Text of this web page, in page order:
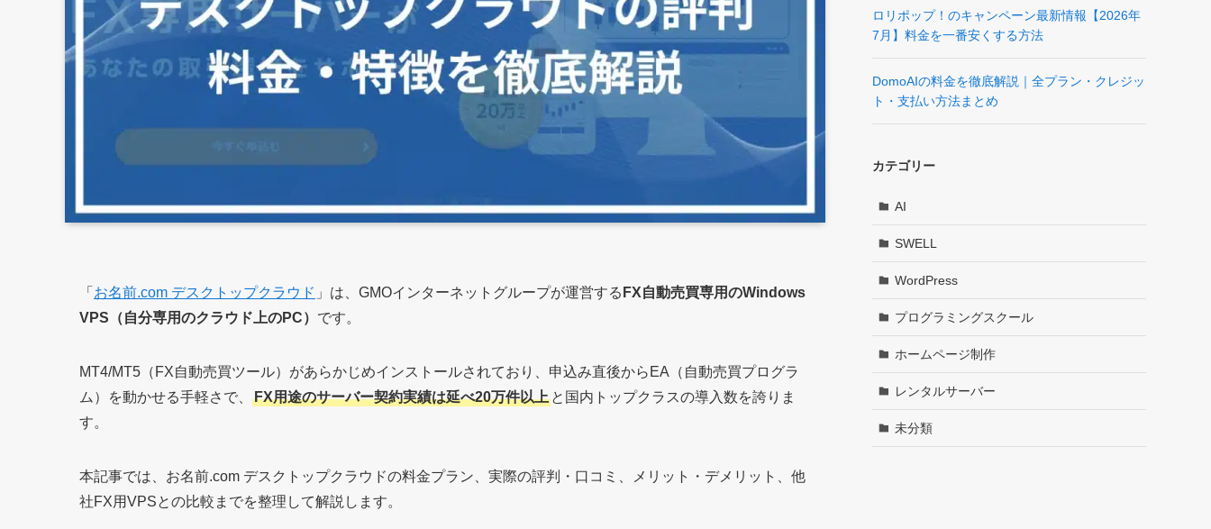
「 お名前.com デスクトップクラウド 」は、GMOインターネットグループが運営する FX自動売買専用のWindows
VPS（自分専用のクラウド上のPC） です。
MT4/MT5（FX自動売買ツール）があらかじめインストールされており、申込み直後からEA（自動売買プログラ
ム）を動かせる手軽さで、
FX用途のサーバー契約実績は延べ20万件以上 と国内トップクラスの導入数を誇りま
す。
本記事では、お名前.com デスクトップクラウドの料金プラン、実際の評判・口コミ、メリット・デメリット、他
社FX用VPSとの比較までを整理して解説します。
ロリポップ！のキャンペーン最新情報【2026年
7月】料金を一番安くする方法
DomoAIの料金を徹底解説｜全プラン・クレジッ
ト・支払い方法まとめ
カテゴリー
AI
SWELL
WordPress
プログラミングスクール
ホームページ制作
レンタルサーバー
未分類